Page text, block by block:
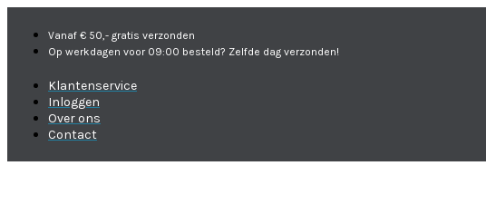
Vanaf € 50,- gratis verzonden
Op werkdagen voor 09:00 besteld? Zelfde dag verzonden!
Klantenservice
Inloggen
Over ons
Contact